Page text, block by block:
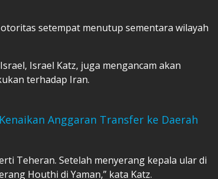
setempat menutup sementara wilayah
Israel Katz, juga mengancam akan
terhadap Iran.
Anggaran Transfer ke Daerah
Teheran. Setelah menyerang kepala ular di
Houthi di Yaman,” kata Katz.